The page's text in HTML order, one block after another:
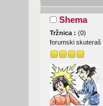
Shema
Tržnica : (0)
forumski skuteraš